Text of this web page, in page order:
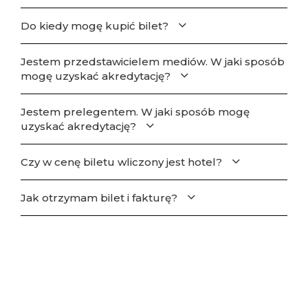
Do kiedy mogę kupić bilet?
Jestem przedstawicielem mediów. W jaki sposób
mogę uzyskać akredytację?
Jestem prelegentem. W jaki sposób mogę
uzyskać akredytację?
Czy w cenę biletu wliczony jest hotel?
Jak otrzymam bilet i fakturę?